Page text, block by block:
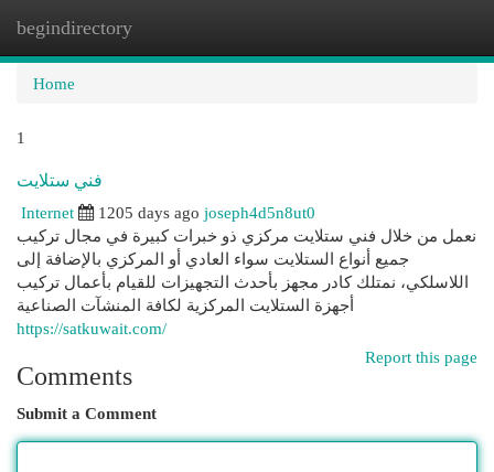
begindirectory
Home
1
فني ستلايت
Internet
1205 days ago joseph4d5n8ut0
نعمل من خلال فني ستلايت مركزي ذو خبرات كبيرة في مجال تركيب
جميع أنواع الستلايت سواء العادي أو المركزي بالإضافة إلى
اللاسلكي، نمتلك كادر مجهز بأحدث التجهيزات للقيام بأعمال تركيب
أجهزة الستلايت المركزية لكافة المنشآت الصناعية
https://satkuwait.com/
Report this page
Comments
Submit a Comment